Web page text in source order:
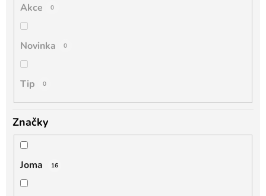
Akce 0
Novinka 0
Tip 0
Značky
Joma 16